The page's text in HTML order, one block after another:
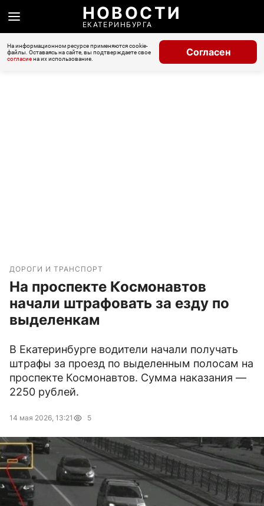
НОВОСТИ
ЕКАТЕРИНБУРГА
На информационном ресурсе применяются cookie-
файлы. Оставаясь на сайте, вы подтверждаете свое
согласиена их использование.
Согласен
ДОРОГИ И ТРАНСПОРТ
На проспекте Космонавтов
начали штрафовать за езду по
выделенкам
В Екатеринбурге водители начали получать
штрафы за проезд по выделенным полосам на
проспекте Космонавтов. Сумма наказания —
2250 рублей.
14 мая 2026, 13:21 5